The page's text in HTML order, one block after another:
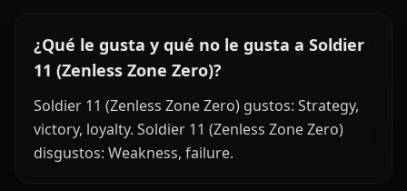
¿Qué le gusta y qué no le gusta a Soldier
11 (Zenless Zone Zero)?
Soldier 11 (Zenless Zone Zero) gustos: Strategy,
victory, loyalty. Soldier 11 (Zenless Zone Zero)
disgustos: Weakness, failure.